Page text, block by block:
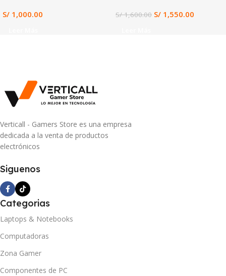
S/ 1,000.00 S/1,600.00 S/ 1,550.00
Verticall - Gamers Store es una empresa
dedicada a la venta de productos
electrónicos
Siguenos
Categorias
Laptops & Notebooks
Computadoras
Zona Gamer
Componentes de PC